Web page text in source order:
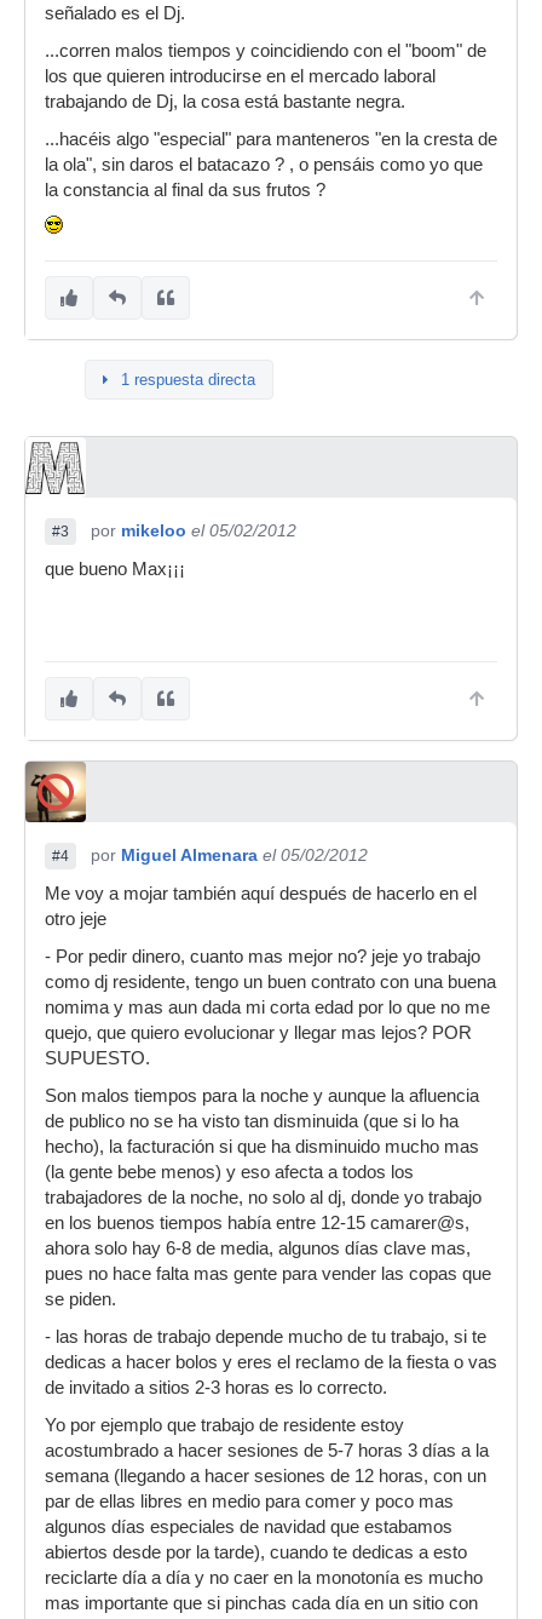
señalado es el Dj.
...corren malos tiempos y coincidiendo con el "boom" de
los que quieren introducirse en el mercado laboral
trabajando de Dj, la cosa está bastante negra.
...hacéis algo "especial" para manteneros "en la cresta de
la ola", sin daros el batacazo ? , o pensáis como yo que
la constancia al final da sus frutos ?
1 respuesta directa
#3 por mikeloo el 05/02/2012
que bueno Max¡¡¡
#4 por Miguel Almenara el 05/02/2012
Me voy a mojar también aquí después de hacerlo en el
otro jeje
- Por pedir dinero, cuanto mas mejor no? jeje yo trabajo
como dj residente, tengo un buen contrato con una buena
nomima y mas aun dada mi corta edad por lo que no me
quejo, que quiero evolucionar y llegar mas lejos? POR
SUPUESTO.
Son malos tiempos para la noche y aunque la afluencia
de publico no se ha visto tan disminuida (que si lo ha
hecho), la facturación si que ha disminuido mucho mas
(la gente bebe menos) y eso afecta a todos los
trabajadores de la noche, no solo al dj, donde yo trabajo
en los buenos tiempos había entre 12-15 camarer@s,
ahora solo hay 6-8 de media, algunos días clave mas,
pues no hace falta mas gente para vender las copas que
se piden.
- las horas de trabajo depende mucho de tu trabajo, si te
dedicas a hacer bolos y eres el reclamo de la fiesta o vas
de invitado a sitios 2-3 horas es lo correcto.
Yo por ejemplo que trabajo de residente estoy
acostumbrado a hacer sesiones de 5-7 horas 3 días a la
semana (llegando a hacer sesiones de 12 horas, con un
par de ellas libres en medio para comer y poco mas
algunos días especiales de navidad que estabamos
abiertos desde por la tarde), cuando te dedicas a esto
reciclarte día a día y no caer en la monotonía es mucho
mas importante que si pinchas cada día en un sitio con